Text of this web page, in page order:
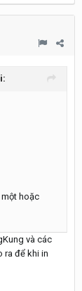
hoặc
và các
ra để khi in